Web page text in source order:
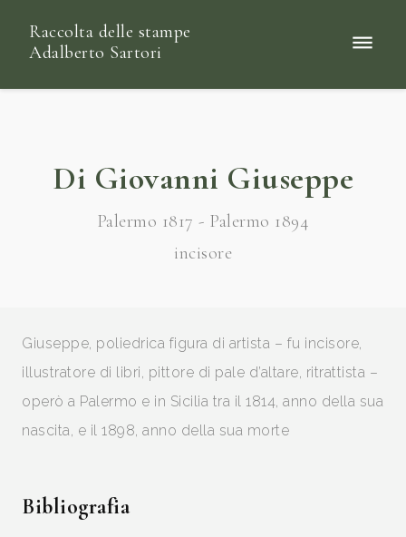
Raccolta delle stampe
Adalberto Sartori
Di Giovanni Giuseppe
Palermo 1817 - Palermo 1894
incisore
Giuseppe, poliedrica figura di artista – fu incisore,
illustratore di libri, pittore di pale d’altare, ritrattista –
operò a Palermo e in Sicilia tra il 1814, anno della sua
nascita, e il 1898, anno della sua morte
Bibliografia